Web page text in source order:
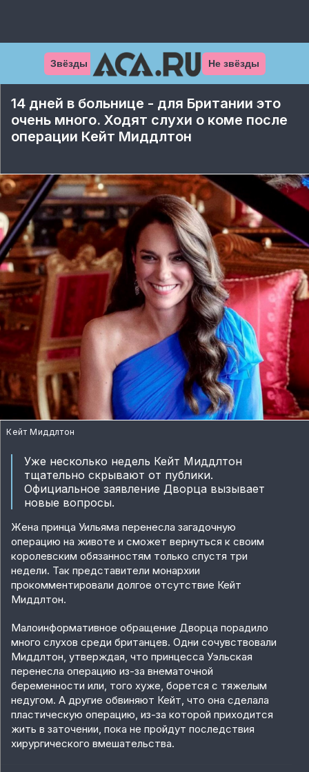
Звёзды Не звёзды
14 дней в больнице - для Британии это
очень много. Ходят слухи о коме после
операции Кейт Миддлтон
Кейт Миддлтон
Уже несколько недель Кейт Миддлтон
тщательно скрывают от публики.
Официальное заявление Дворца вызывает
новые вопросы.
Жена принца Уильяма перенесла загадочную
операцию на животе и сможет вернуться к своим
королевским обязанностям только спустя три
недели. Так представители монархии
прокомментировали долгое отсутствие Кейт
Миддлтон.
Малоинформативное обращение Дворца порадило
много слухов среди британцев. Одни сочувствовали
Миддлтон, утверждая, что принцесса Уэльская
перенесла операцию из-за внематочной
беременности или, того хуже, борется с тяжелым
недугом. А другие обвиняют Кейт, что она сделала
пластическую операцию, из-за которой приходится
жить в заточении, пока не пройдут последствия
хирургического вмешательства.